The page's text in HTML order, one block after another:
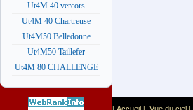
Ut4M 40 vercors
Ut4M 40 Chartreuse
Ut4M50 Belledonne
Ut4M50 Taillefer
Ut4M 80 CHALLENGE